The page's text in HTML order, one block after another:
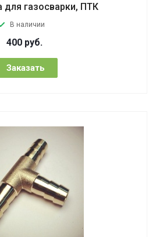
для газосварки, ПТК
В наличии
400 руб.
Заказать